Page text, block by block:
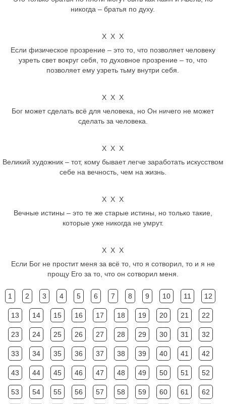
никогда – братья по духу.
Х Х Х
Если физическое прозрение – это то, что позволяет человеку
узреть свет вокруг себя, то духовное прозрение – то, что
позволяет ему узреть тьму внутри себя.
Х Х Х
Бог может сделать всё для человека, но Он ничего не может
сделать за человека.
Х Х Х
Великий художник – тот, кому бывает легче заработать искусством
себе на вечность, чем на жизнь.
Х Х Х
Вечные истины – это те же старые истины, но только такие,
которые уже никогда не умрут.
Х Х Х
Если Бог не простит меня за всё то, что я сотворил, то и я не
прощу Его за то, что он сотворил меня.
1 2 3 4 5 6 7 8 9 10 11 12
13 14 15 16 17 18 19 20 21 22
23 24 25 26 27 28 29 30 31 32
33 34 35 36 37 38 39 40 41 42
43 44 45 46 47 48 49 50 51 52
53 54 55 56 57 58 59 60 61 62